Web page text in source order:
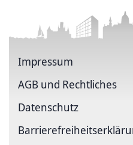
Impressum
AGB und Rechtliches
Datenschutz